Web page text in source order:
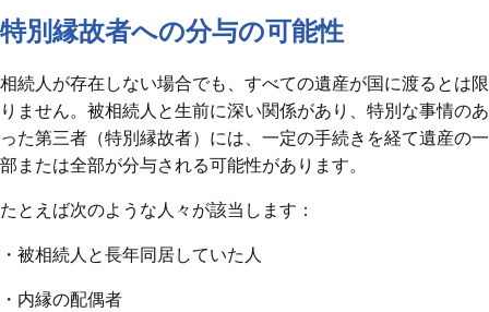
特別縁故者への分与の可能性
相続人が存在しない場合でも、すべての遺産が国に渡るとは限
りません。被相続人と生前に深い関係があり、特別な事情のあ
った第三者（特別縁故者）には、一定の手続きを経て遺産の一
部または全部が分与される可能性があります。
たとえば次のような人々が該当します：
・被相続人と長年同居していた人
・内縁の配偶者